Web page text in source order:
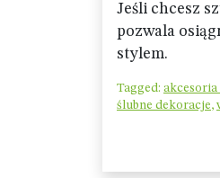
Jeśli chcesz
pozwala
stylem.
Tagged: akcesoria
ślubne dekoracje,